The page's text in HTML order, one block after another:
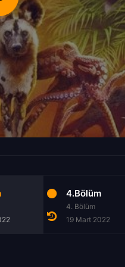
4.Bölüm
4. Bölüm
19 Mart 2022